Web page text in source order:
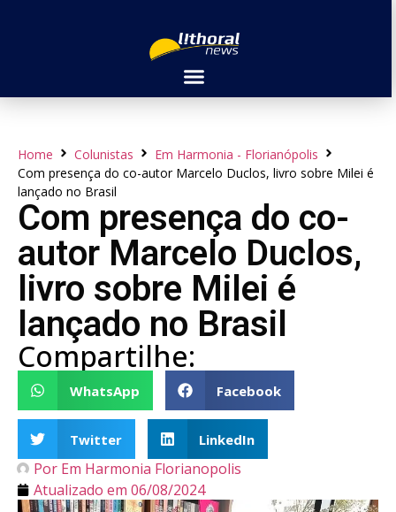
Home Colunistas
Em Harmonia - Florianópolis
Com presença do co-autor Marcelo Duclos, livro sobre Milei é
lançado no Brasil
Com presença do co-
autor Marcelo Duclos,
livro sobre Milei é
lançado no Brasil
Compartilhe:
WhatsApp Facebook
Twitter LinkedIn
Por Em Harmonia Florianopolis
Atualizado em 06/08/2024